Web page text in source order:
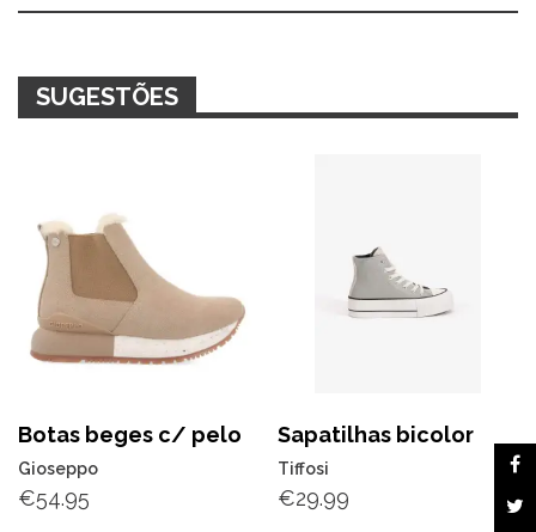
SUGESTÕES
Botas beges c/ pelo
Gioseppo
€54.95
Sapatilhas bicolor
Tiffosi
€29.99